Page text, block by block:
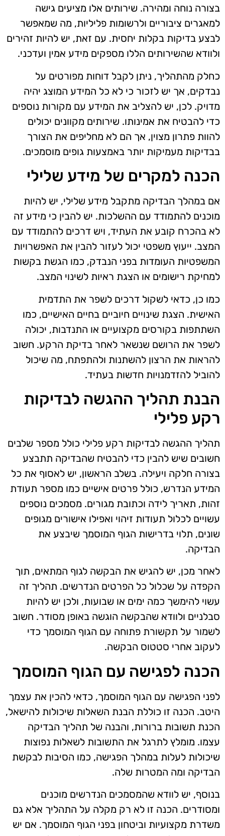
בצורה נוחה ומהירה. שירותים אלו מציעים גישה
למאגרים ציבוריים ולרשומות פליליות, מה שמאפשר
לבצע בדיקות בקלות יחסית. עם זאת, יש להיות זהירים
ולוודא שהשירותים הללו מספקים מידע אמין ועדכני.
כחלק מהתהליך, ניתן לקבל דוחות מפורטים על
נבדקים, אך יש לזכור כי לא כל המידע המוצג יהיה
מדויק. לכן, יש להצליב את המידע עם מקורות נוספים
כדי להבטיח את אמינותו. שירותים מקוונים יכולים
להוות פתרון מצוין, אך הם לא מחליפים את הצורך
בבדיקות מעמיקות יותר באמצעות גופים מוסמכים.
הכנה למקרים של מידע שלילי
אם במהלך הבדיקה מתקבל מידע שלילי, יש להיות
מוכנים להתמודד עם ההשלכות. יש להבין כי מידע זה
לא בהכרח קובע את העתיד, ויש דרכים להתמודד עם
המצב. ייעוץ משפטי יכול לעזור להבין את האפשרויות
המשפטיות העומדות בפני הנבדק, כמו הגשת בקשות
למחיקת רישומים או הצגת ראיות לשינוי המצב.
כמו כן, כדאי לשקול דרכים לשפר את התדמית
האישית. הצגת שינויים חיוביים בחיים האישיים, כמו
השתתפות בקורסים מקצועיים או התנדבות, יכולה
לשפר את הרושם שנשאר לאחר בדיקת הרקע. חשוב
להראות את הרצון להשתנות ולהתפתח, מה שיכול
להוביל להזדמנויות חדשות בעתיד.
הבנת תהליך ההגשה לבדיקות
רקע פלילי
תהליך ההגשה לבדיקות רקע פלילי כולל מספר שלבים
חשובים שיש להבין כדי להבטיח שהבדיקה תתבצע
בצורה חלקה ויעילה. בשלב הראשון, יש לאסוף את כל
המידע הנדרש, כולל פרטים אישיים כמו מספר תעודת
זהות, תאריך לידה וכתובת מגורים. מסמכים נוספים
עשויים לכלול תעודות זיהוי ואפילו אישורים מגופים
שונים, תלוי בדרישות הגוף המוסמך שיבצע את
הבדיקה.
לאחר מכן, יש להגיש את הבקשה לגוף המתאים, תוך
הקפדה על שכלול כל הפרטים הנדרשים. תהליך זה
עשוי להימשך כמה ימים או שבועות, ולכן יש להיות
סבלניים ולוודא שהבקשה הוגשה באופן מסודר. חשוב
לשמור על תקשורת פתוחה עם הגוף המוסמך כדי
לעקוב אחרי סטטוס הבקשה.
הכנה לפגישה עם הגוף המוסמך
לפני הפגישה עם הגוף המוסמך, כדאי להכין את עצמך
היטב. הכנה זו כוללת הבנת השאלות שיכולות להישאל,
הכנת תשובות ברורות, והבנה של תהליך הבדיקה
עצמו. מומלץ לתרגל את התשובות לשאלות נפוצות
שיכולות לעלות במהלך הפגישה, כמו הסיבות לבקשת
הבדיקה ומה המטרות שלה.
בנוסף, יש לוודא שהמסמכים הנדרשים מוכנים
ומסודרים. הכנה זו לא רק מקלה על התהליך אלא גם
משדרת מקצועיות וביטחון בפני הגוף המוסמך. אם יש